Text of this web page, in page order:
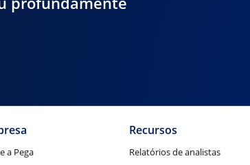
a Pega
Recursos
Relatórios de analistas